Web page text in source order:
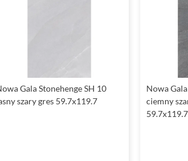
Gala Stonehenge SH 10
szary gres 59.7x119.7
Nowa
ciemny
59.7x119.7